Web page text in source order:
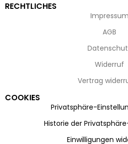
RECHTLICHES
Impressum
AGB
Widerruf
Vertrag
COOKIES
Privatsphäre-
Historie der
Einwilligungen